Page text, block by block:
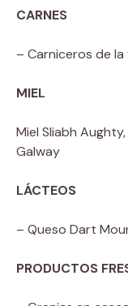
CARNES
– Carniceros de la
MIEL
Miel Sliabh
Galway
LÁCTEOS
– Queso Dart
PRODUCTOS